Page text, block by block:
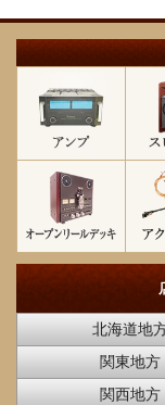
北海道地
関東地方
関西地方